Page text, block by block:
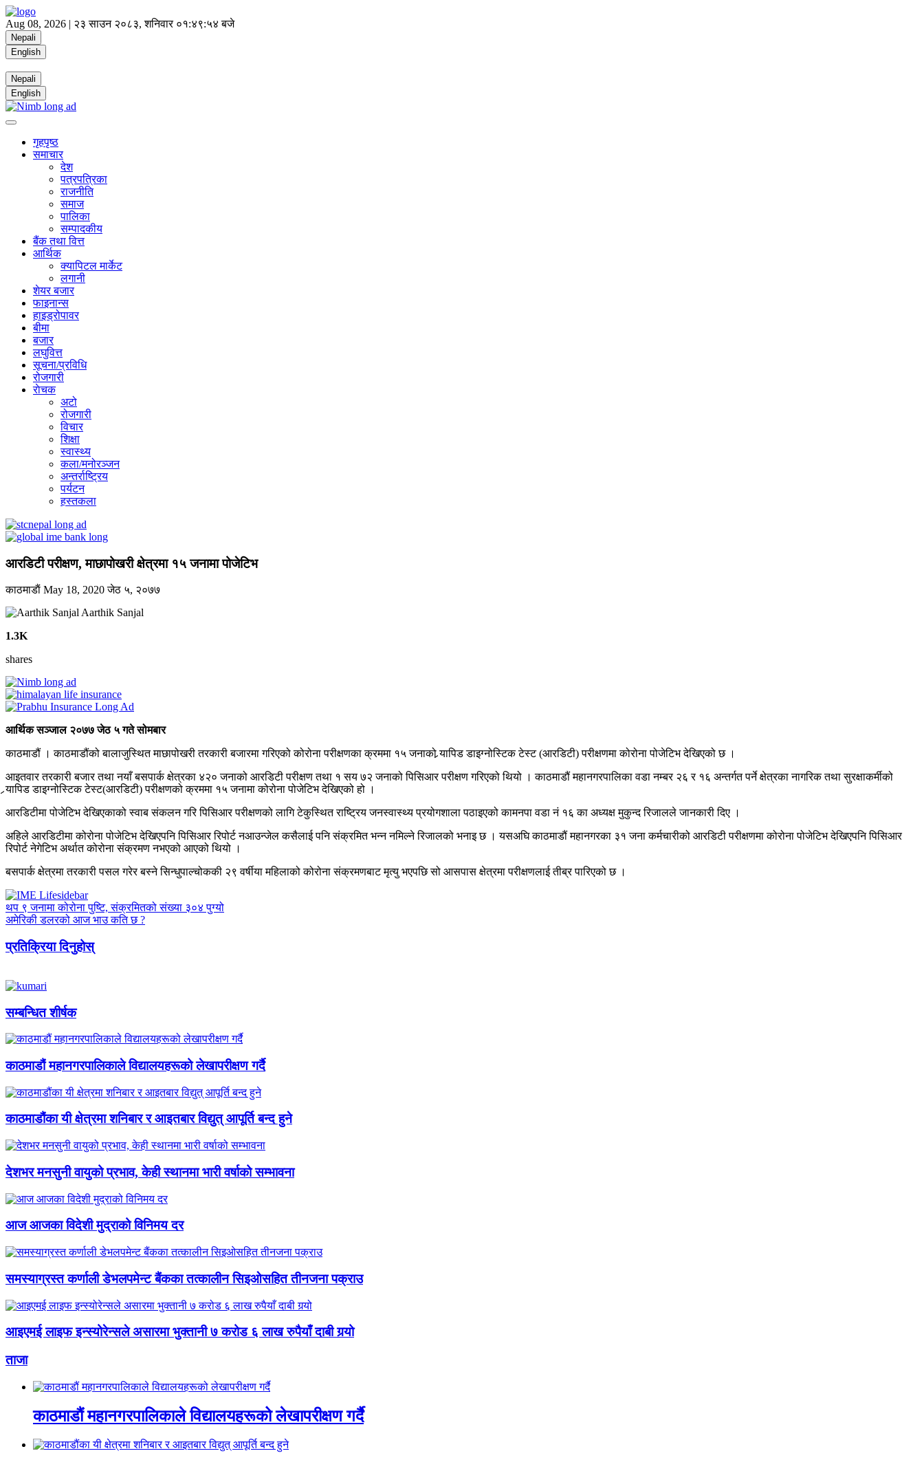
Aug 08, 2026 | २३ साउन २०८३, शनिवार ०१:४९:५५ बजे
Nepali
English
Nepali
English
गृहपृष्ठ
समाचार
देश
पत्रपत्रिका
राजनीति
समाज
पालिका
सम्पादकीय
बैंक तथा वित्त
आर्थिक
क्यापिटल मार्केट
लगानी
शेयर बजार
फाइनान्स
हाइड्रोपावर
बीमा
बजार
लघुवित्त
सूचना/प्रविधि
रोजगारी
राेचक
अटो
रोजगारी
विचार
शिक्षा
स्वास्थ्य
कला/मनोरञ्जन
अन्तर्राष्ट्रिय
पर्यटन
हस्तकला
आरडिटी परीक्षण, माछापोखरी क्षेत्रमा १५ जनामा पोजेटिभ
काठमाडाैं May 18, 2020जेठ ५, २०७७
Aarthik Sanjal
1.3K
shares
आर्थिक सञ्जाल २०७७ जेठ ५ गते सोमबार
काठमाडौं । काठमाडौंको बालाजुस्थित माछापोखरी तरकारी बजारमा गरिएको कोरोना परीक्षणका क्रममा १५ जनाको र्‍यापिड डाइग्नोस्टिक टेस्ट (आरडिटी) परीक्षणमा कोरोना पोजेटिभ देखिएको छ ।
आइतवार तरकारी बजार तथा नयाँ बसपार्क क्षेत्रका ४२० जनाको आरडिटी परीक्षण तथा १ सय ७२ जनाको पिसिआर परीक्षण गरिएको थियो । काठमाडौं महानगरपालिका वडा नम्बर २६ र १६ अन्तर्गत पर्ने क्षेत्रका नागरिक तथा सुरक्षाकर्मीको
र्‍यापिड डाइग्नोस्टिक टेस्ट(आरडिटी) परीक्षणको क्रममा १५ जनामा कोरोना पोजेटिभ देखिएको हो ।
आरडिटीमा पोजेटिभ देखिएकाको स्वाब संकलन गरि पिसिआर परीक्षणको लागि टेकुस्थित राष्ट्रिय जनस्वास्थ्य प्रयोगशाला पठाइएको कामनपा वडा नं १६ का अध्यक्ष मुकुन्द रिजालले जानकारी दिए ।
अहिले आरडिटीमा कोरोना पोजेटिभ देखिएपनि पिसिआर रिपोर्ट नआउन्जेल कसैलाई पनि संक्रमित भन्न नमिल्ने रिजालको भनाइ छ । यसअघि काठमाडौं महानगरका ३१ जना कर्मचारीको आरडिटी परीक्षणमा कोरोना पोजेटिभ देखिएपनि पिसिआर
रिपोर्ट नेगेटिभ अर्थात कोरोना संक्रमण नभएको आएको थियो ।
बसपार्क क्षेत्रमा तरकारी पसल गरेर बस्ने सिन्धुपाल्चोककी २९ वर्षीया महिलाको कोरोना संक्रमणबाट मृत्यु भएपछि सो आसपास क्षेत्रमा परीक्षणलाई तीब्र पारिएको छ ।
थप ९ जनामा कोरोना पुष्टि, संक्रमितको संख्या ३०४ पुग्यो
अमेरिकी डलरको आज भाउ कति छ ?
प्रतिक्रिया दिनुहोस्
सम्बन्धित शीर्षक
काठमाडौं महानगरपालिकाले विद्यालयहरूको लेखापरीक्षण गर्दै
काठमाडौंका यी क्षेत्रमा शनिबार र आइतबार विद्युत् आपूर्ति बन्द हुने
देशभर मनसुनी वायुको प्रभाव, केही स्थानमा भारी वर्षाको सम्भावना
आज आजका विदेशी मुद्राको विनिमय दर
समस्याग्रस्त कर्णाली डेभलपमेन्ट बैंकका तत्कालीन सिइओसहित तीनजना पक्राउ
आइएमई लाइफ इन्स्योरेन्सले असारमा भुक्तानी ७ करोड ६ लाख रुपैयाँ दाबी गर्‍यो
ताजा
काठमाडौं महानगरपालिकाले विद्यालयहरूको लेखापरीक्षण गर्दै